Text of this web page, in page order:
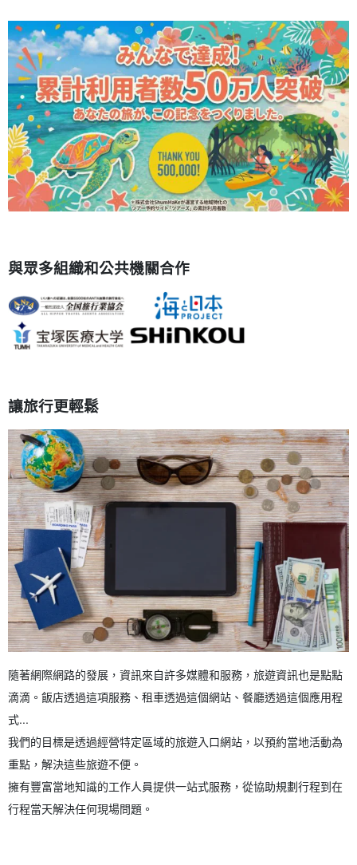
與眾多組織和公共機關合作
讓旅行更輕鬆
隨著網際網路的發展，資訊來自許多媒體和服務，旅遊資訊也是點點
滴滴。飯店透過這項服務、租車透過這個網站、餐廳透過這個應用程
式...
我們的目標是透過經營特定區域的旅遊入口網站，以預約當地活動為
重點，解決這些旅遊不便。
擁有豐富當地知識的工作人員提供一站式服務，從協助規劃行程到在
行程當天解決任何現場問題。